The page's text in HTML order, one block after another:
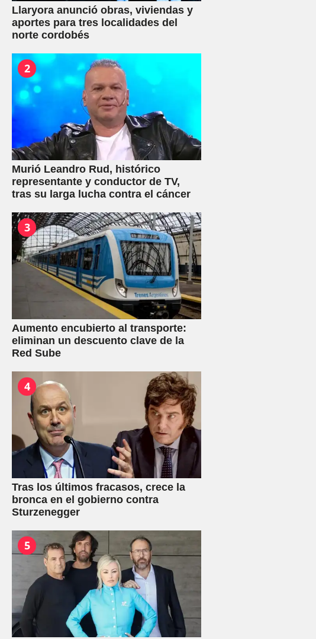
Llaryora anunció obras, viviendas y
aportes para tres localidades del
norte cordobés
2
Murió Leandro Rud, histórico
representante y conductor de TV,
tras su larga lucha contra el cáncer
3
Aumento encubierto al transporte:
eliminan un descuento clave de la
Red Sube
4
Tras los últimos fracasos, crece la
bronca en el gobierno contra
Sturzenegger
5